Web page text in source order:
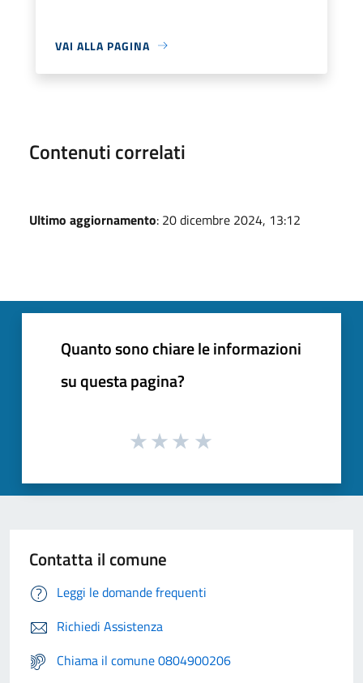
VAI ALLA PAGINA
Contenuti correlati
Ultimo aggiornamento: 20 dicembre 2024, 13:12
Quanto sono chiare le informazioni
su questa pagina?
Contatta il comune
Leggi le domande frequenti
Richiedi Assistenza
Chiama il comune 0804900206